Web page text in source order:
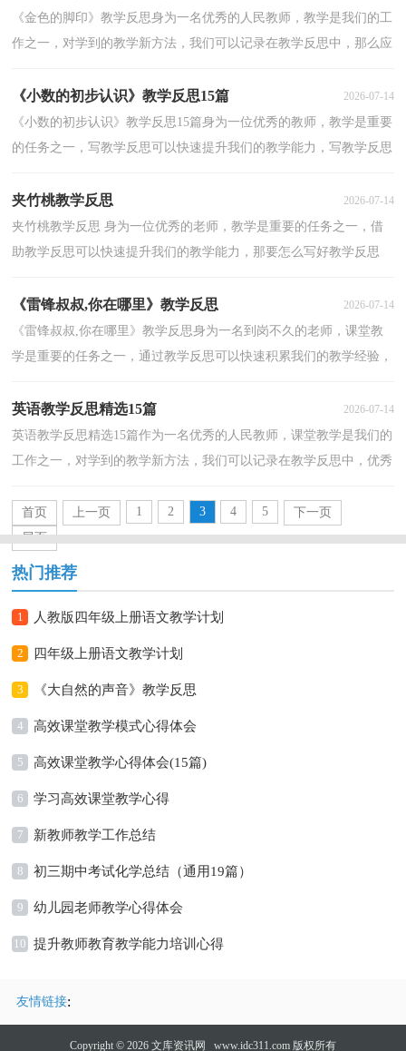
《金色的脚印》教学反思身为一名优秀的人民教师，教学是我们的工
作之一，对学到的教学新方法，我们可以记录在教学反思中，那么应
《小数的初步认识》教学反思15篇 2026-07-14
《小数的初步认识》教学反思15篇身为一位优秀的教师，教学是重要
的任务之一，写教学反思可以快速提升我们的教学能力，写教学反思
夹竹桃教学反思 2026-07-14
夹竹桃教学反思 身为一位优秀的老师，教学是重要的任务之一，借
助教学反思可以快速提升我们的教学能力，那要怎么写好教学反思
《雷锋叔叔,你在哪里》教学反思 2026-07-14
《雷锋叔叔,你在哪里》教学反思身为一名到岗不久的老师，课堂教
学是重要的任务之一，通过教学反思可以快速积累我们的教学经验，
英语教学反思精选15篇 2026-07-14
英语教学反思精选15篇作为一名优秀的人民教师，课堂教学是我们的
工作之一，对学到的教学新方法，我们可以记录在教学反思中，优秀
首页
上一页 1 2 3 4 5
下一页
尾页
热门推荐
1 人教版四年级上册语文教学计划
2 四年级上册语文教学计划
3 《大自然的声音》教学反思
4 高效课堂教学模式心得体会
5 高效课堂教学心得体会(15篇)
6 学习高效课堂教学心得
7 新教师教学工作总结
8 初三期中考试化学总结（通用19篇）
9 幼儿园老师教学心得体会
10 提升教师教育教学能力培训心得
友情链接:
Copyright © 2026 文库资讯网 www.idc311.com 版权所有